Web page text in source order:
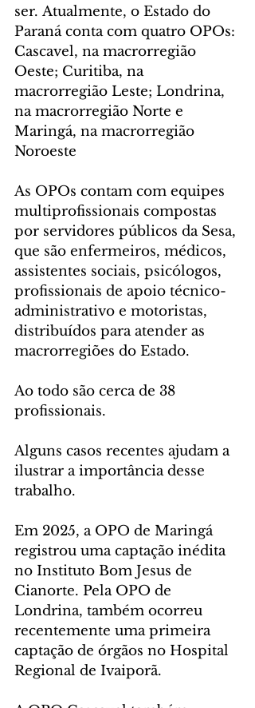
ser. Atualmente, o Estado do
Paraná conta com quatro OPOs:
Cascavel, na macrorregião
Oeste; Curitiba, na
macrorregião Leste; Londrina,
na macrorregião Norte e
Maringá, na macrorregião
Noroeste
As OPOs contam com equipes
multiprofissionais compostas
por servidores públicos da Sesa,
que são enfermeiros, médicos,
assistentes sociais, psicólogos,
profissionais de apoio técnico-
administrativo e motoristas,
distribuídos para atender as
macrorregiões do Estado.
Ao todo são cerca de 38
profissionais.
Alguns casos recentes ajudam a
ilustrar a importância desse
trabalho.
Em 2025, a OPO de Maringá
registrou uma captação inédita
no Instituto Bom Jesus de
Cianorte. Pela OPO de
Londrina, também ocorreu
recentemente uma primeira
captação de órgãos no Hospital
Regional de Ivaiporã.